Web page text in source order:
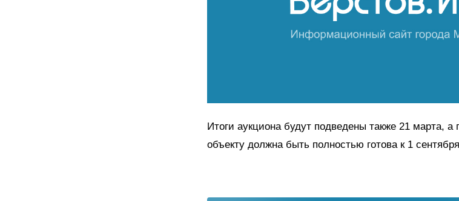
Итоги аукциона будут подведены также 21 марта, а
объекту должна быть полностью готова к 1